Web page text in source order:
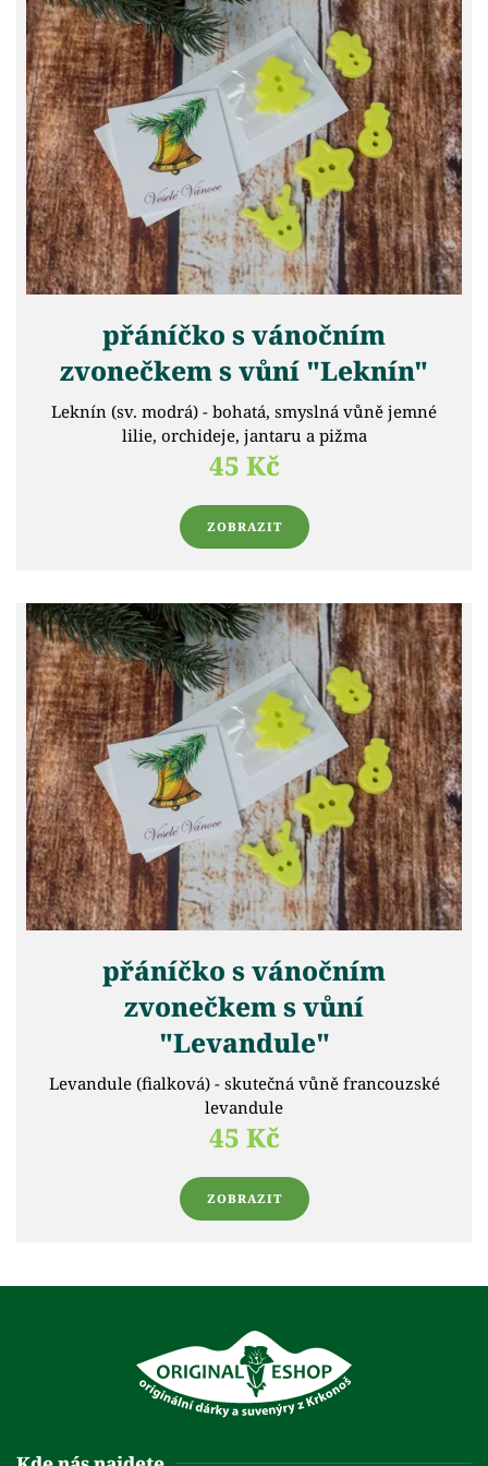
přáníčko s vánočním
zvonečkem s vůní "Leknín"
Leknín (sv. modrá) - bohatá, smyslná vůně jemné
lilie, orchideje, jantaru a pižma
45 Kč
ZOBRAZIT
přáníčko s vánočním
zvonečkem s vůní
"Levandule"
Levandule (fialková) - skutečná vůně francouzské
levandule
45 Kč
ZOBRAZIT